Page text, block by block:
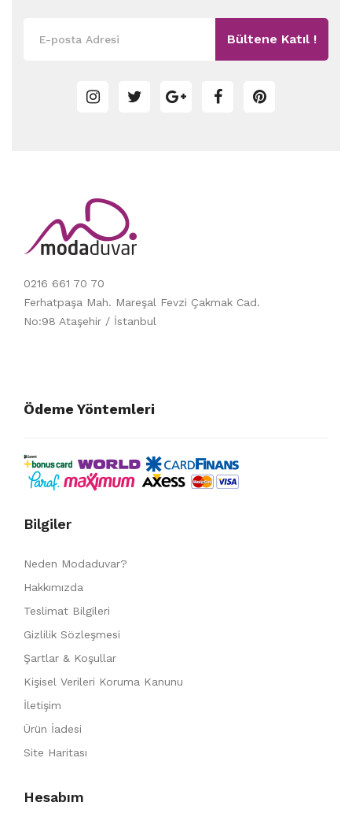
Bültene Katıl !
0216 661 70 70
Ferhatpaşa Mah. Mareşal Fevzi Çakmak Cad.
No:98 Ataşehir / İstanbul
Ödeme Yöntemleri
Bilgiler
Neden Modaduvar?
Hakkımızda
Teslimat Bilgileri
Gizlilik Sözleşmesi
Şartlar & Koşullar
Kişisel Verileri Koruma Kanunu
İletişim
Ürün İadesi
Site Haritası
Hesabım